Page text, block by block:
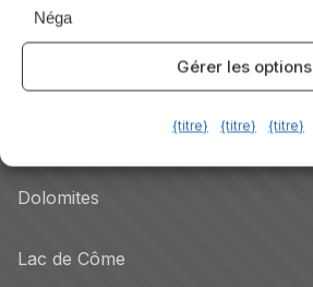
Néga
Gérer les options
{titre} {titre} {titre}
Dolomites
Lac de Côme